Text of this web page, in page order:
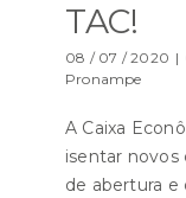
TAC!
08 / 07 / 2020 |
Pronampe
A Caixa
isentar
de abertura e